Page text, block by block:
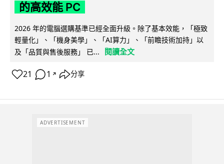
的高效能 PC
2026 年的電腦選購基準已經全面升級。除了基本效能，「極致
輕量化」、「機身美學」、「AI算力」、「前瞻技術加持」以
及「品質與售後服務」 已...
閱讀全文
21 1 ↗ 分享
ADVERTISEMENT